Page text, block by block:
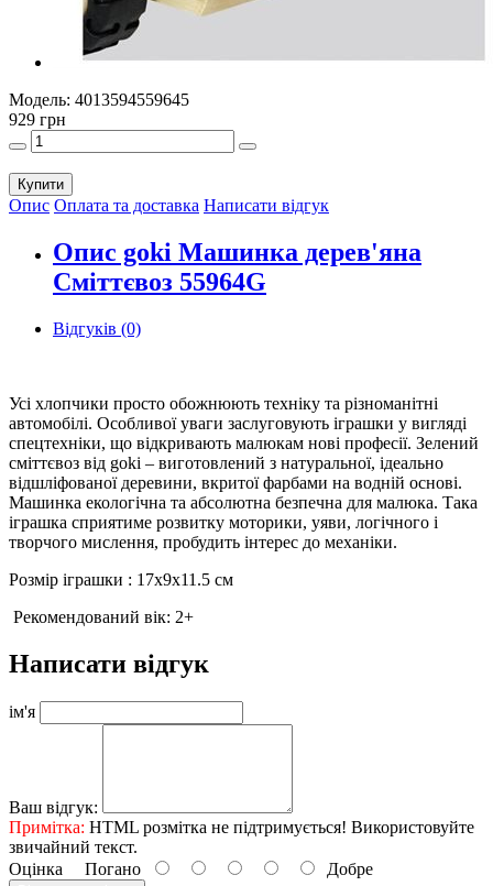
Модель: 4013594559645
929 грн
Купити
Опис Оплата та доставка Написати відгук
Опис goki Машинка дерев'яна
Сміттєвоз 55964G
Відгуків (0)
Усі хлопчики просто обожнюють техніку та різноманітні
автомобілі. Особливої уваги заслуговують іграшки у вигляді
спецтехніки, що відкривають малюкам нові професії. Зелений
сміттєвоз від goki – виготовлений з натуральної, ідеально
відшліфованої деревини, вкритої фарбами на водній основі.
Машинка екологічна та абсолютна безпечна для малюка. Така
іграшка сприятиме розвитку моторики, уяви, логічного і
творчого мислення, пробудить інтерес до механіки.
Розмір іграшки : 17х9x11.5 см
Рекомендований вік: 2+
Написати відгук
ім'я
Ваш відгук:
Примітка: HTML розмітка не підтримується! Використовуйте
звичайний текст.
Оцінка Погано Добре